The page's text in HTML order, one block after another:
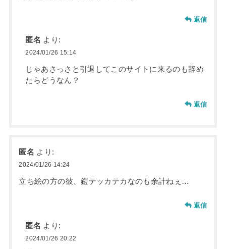
返信
匿名 より:
2024/01/26 15:14
じゃあさっさと引退してこのサイトに来るのも辞め
たらどうなん？
返信
匿名 より:
2024/01/26 14:24
立ち絵の方の彼、鎧テッカテカなのも余計ねぇ…
返信
匿名 より:
2024/01/26 20:22